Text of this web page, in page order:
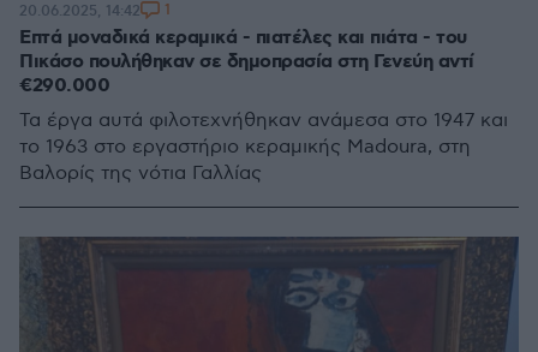
Επτά μοναδικά κεραμικά - πιατέλες και πιάτα - του
Πικάσο πουλήθηκαν σε δημοπρασία στη Γενεύη αντί
€290.000
Τα έργα αυτά φιλοτεχνήθηκαν ανάμεσα στο 1947 και
το 1963 στο εργαστήριο κεραμικής Madoura, στη
Βαλορίς της νότια Γαλλίας
20.06.2025, 14:42 1